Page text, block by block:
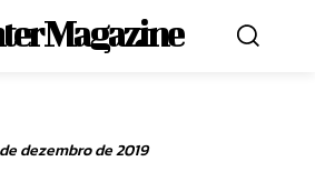
Magazine
de dezembro de 2019